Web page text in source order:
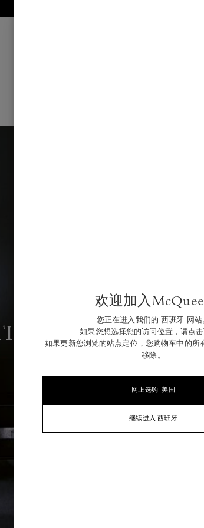
欢迎加入
您正在进入我们的 西班牙 网站
如果您想选择您的访问位置，请点击
如果更新您浏览的站点定位，您购物车中的所
移除。
网上选购: 美国
继续进入 西班牙